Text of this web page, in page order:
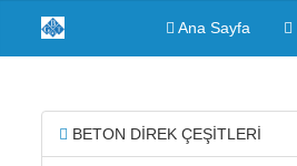
Ana Sayfa
BETON DİREK ÇEŞİTLERİ